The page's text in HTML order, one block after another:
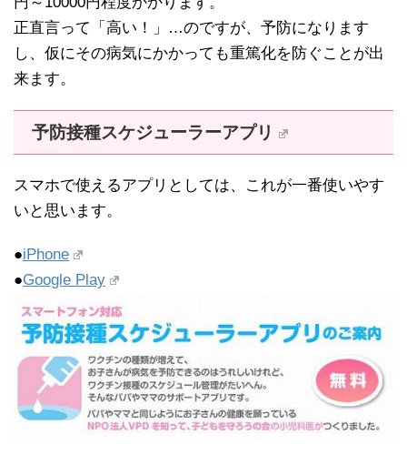
正直言って「高い！」…のですが、予防になります
し、仮にその病気にかかっても重篤化を防ぐことが出
来ます。
予防接種スケジューラーアプリ
スマホで使えるアプリとしては、これが一番使いやす
いと思います。
●iPhone
●Google Play